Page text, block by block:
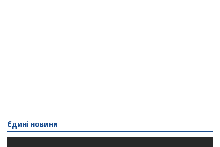
Єдині новини